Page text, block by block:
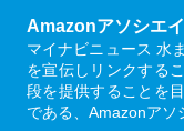
Amazonアソシエ
マイナビニュース 水
を宣伝しリンクする
段を提供することを
である、Amazonアソ